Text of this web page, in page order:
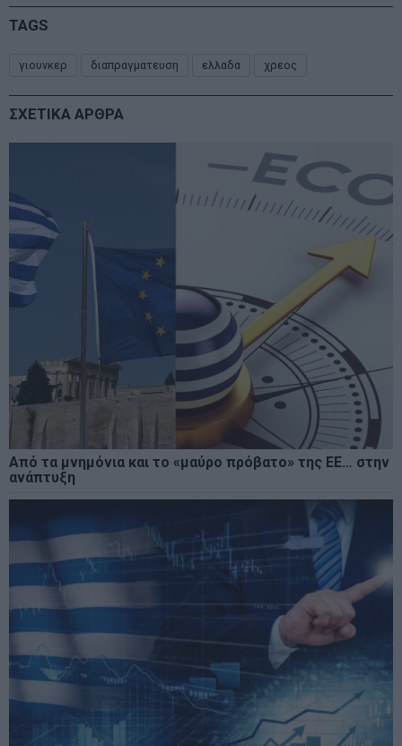
TAGS
γιουνκερ διαπραγματευση ελλαδα χρεος
ΣΧΕΤΙΚΑ ΑΡΘΡΑ
Από τα μνημόνια και το «μαύρο πρόβατο» της ΕΕ… στην
ανάπτυξη